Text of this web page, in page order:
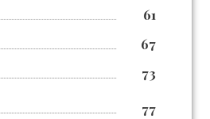
61
67
73
77